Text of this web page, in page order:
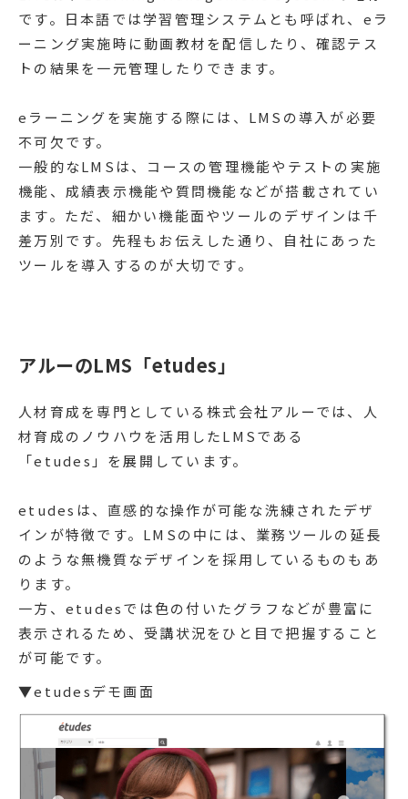
です。日本語では学習管理システムとも呼ばれ、eラ
ーニング実施時に動画教材を配信したり、確認テス
トの結果を一元管理したりできます。
eラーニングを実施する際には、LMSの導入が必要
不可欠です。
一般的なLMSは、コースの管理機能やテストの実施
機能、成績表示機能や質問機能などが搭載されてい
ます。ただ、細かい機能面やツールのデザインは千
差万別です。先程もお伝えした通り、自社にあった
ツールを導入するのが大切です。
アルーのLMS「etudes」
人材育成を専門としている株式会社アルーでは、人
材育成のノウハウを活用したLMSである
「etudes」を展開しています。
etudesは、直感的な操作が可能な洗練されたデザ
インが特徴です。LMSの中には、業務ツールの延長
のような無機質なデザインを採用しているものもあ
ります。
一方、etudesでは色の付いたグラフなどが豊富に
表示されるため、受講状況をひと目で把握すること
が可能です。
▼etudesデモ画面